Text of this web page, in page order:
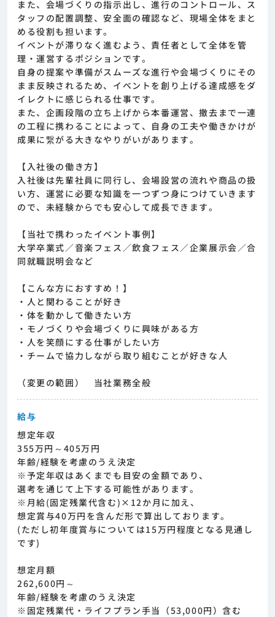
また、会場づくりの指示出し、進行のコントロール、ス
タッフの配置調整、安全面の確認など、現場全体をまと
める役割も担います。
イベントが滞りなく進むよう、責任者として全体を管
理・運営するポジションです。
自身の提案や準備がスムーズな進行や会場づくりにその
まま反映されるため、イベントを創り上げる達成感をダ
イレクトに感じられる仕事です。
また、企画段階の立ち上げから本番運営、撤去まで一連
の工程に携わることによって、自身の工夫や働きかけが
成果に繋がる大きなやりがいがあります。
【入社後の働き方】
入社後は先輩社員に同行し、会場設営の流れや商品の扱
い方、運営に必要な知識を一つずつ身につけていきます
ので、未経験からでも安心して成長できます。
【当社で携わったイベント事例】
大学卒業式／音楽フェス／飲食フェス／企業展示会／合
同就職説明会など
【こんな方におすすめ！】
・人と関わることが好き
・体を動かして働きたい方
・モノづくりや会場づくりに興味がある方
・人を笑顔にする仕事がしたい方
・チームで協力しながら取り組むことが好きな人
（変更の範囲） 当社業務全般
給与
想定年収
355万円～405万円
年齢/経験を考慮のうえ決定
※予定年収はあくまでも目安の金額であり、
選考を通じて上下する可能性があります。
※月給(固定残業代含む)×12か月に加え、
想定賞与40万円を含んだ形で算出しております。
(ただし初年度賞与については15万円程度となる見通し
です)
想定月額
262,600円～
年齢/経験を考慮のうえ決定
※固定残業代・ライフプラン手当（53,000円）含む